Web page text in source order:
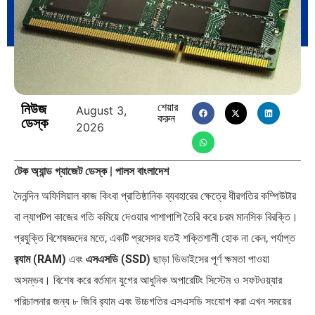
পৃথিবীতে বর্তমানে মোট দেশের সংখ্যা…
এশিয়ান সেঞ্চুরির দ্বৈরথ: চীন-ভারতের
বৈশ্বিক…
পাকিস্তান, চীন ও বাংলাদেশ: তিন… আমেরিকা সারা দুনিয়ায় গণতন্ত্রের গান…
নিউজ
ডেস্ক
August 3,
2026
শেয়ার
করুন
টেক অ্যান্ড গ্যাজেট ডেস্ক | পালস বাংলাদেশ
দৈনন্দিন অফিসিয়াল কাজ কিংবা প্রাতিষ্ঠানিক ব্যবহারের ক্ষেত্রে ধীরগতির কম্পিউটার
বা ল্যাপটপ কাজের গতি কমিয়ে দেওয়ার পাশাপাশি তৈরি করে চরম মানসিক বিরক্তি।
প্রযুক্তি বিশেষজ্ঞদের মতে, একটি প্রসেসর যতই শক্তিশালী হোক না কেন, পর্যাপ্ত
র‍্যাম (RAM) এবং এসএসডি (SSD) ছাড়া ডিভাইসের পূর্ণ ক্ষমতা পাওয়া
অসম্ভব। বিশেষ করে বর্তমান যুগের আধুনিক অপারেটিং সিস্টেম ও সফটওয়্যার
পরিচালনার জন্য ৮ জিবি র‍্যাম এবং উচ্চগতির এসএসডি সংযোগ করা এখন সময়ের